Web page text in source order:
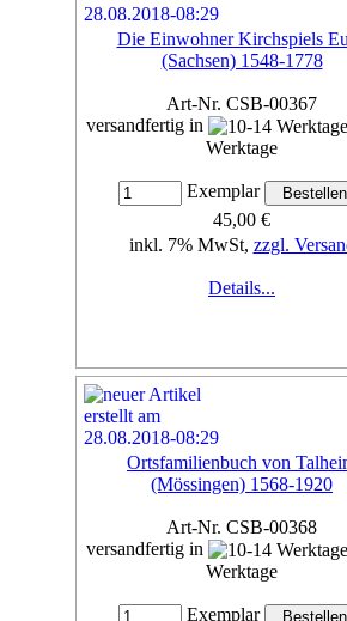
Die Einwohner Kirchspiels
(Sachsen) 1548-1778
Art-Nr. CSB-00367
versandfertig in
Werktage
Exemplar
45,00 €
inkl. 7% MwSt, zzgl.
Details...
Ortsfamilienbuch von
(Mössingen) 1568-1920
Art-Nr. CSB-00368
versandfertig in
Werktage
Exemplar